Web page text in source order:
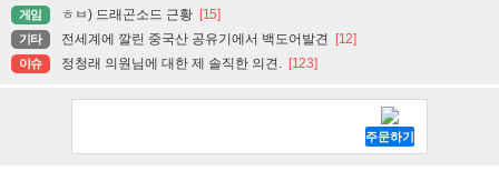
게임 ㅎㅂ) 드래곤소드 근황 [15]
기타 전세계에 깔린 중국산 공유기에서 백도어발견 [12]
이슈 정청래 의원님에 대한 제 솔직한 의견. [123]